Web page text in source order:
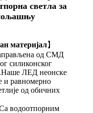
светла за
материјал】
од СМД
силиконског
ЛЕД неонске
и равномерно
од обичних
водоотпорним